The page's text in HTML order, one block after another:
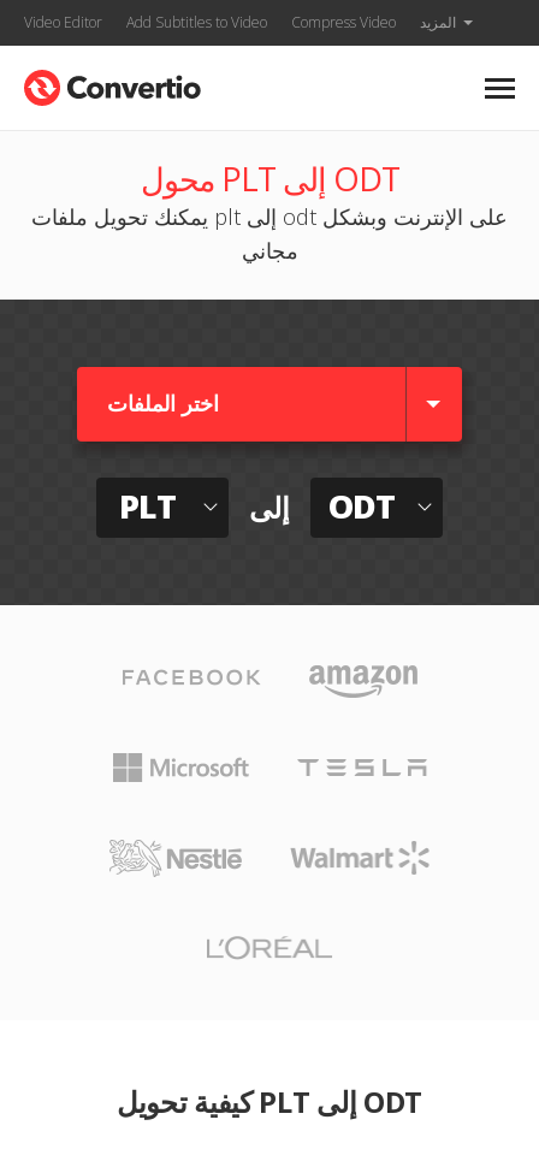
Video Editor Add Subtitles to Video Compress Video المزيد
محول PLT إلى ODT
يمكنك تحويل ملفات plt إلى odt على الإنترنت وبشكل
مجاني
اختر الملفات
PLT إلى ODT
كيفية تحويل PLT إلى ODT